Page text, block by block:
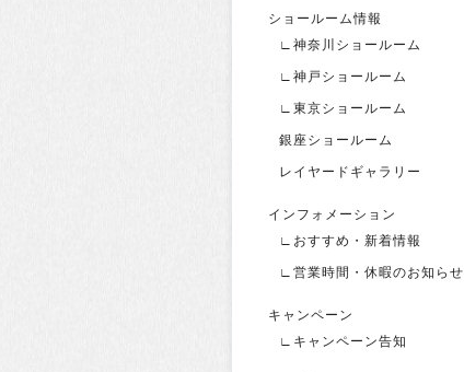
ショールーム情報
∟神奈川ショールーム
∟神戸ショールーム
∟東京ショールーム
銀座ショールーム
レイヤードギャラリー
インフォメーション
∟おすすめ・新着情報
∟営業時間・休暇のお知らせ
キャンペーン
∟キャンペーン告知